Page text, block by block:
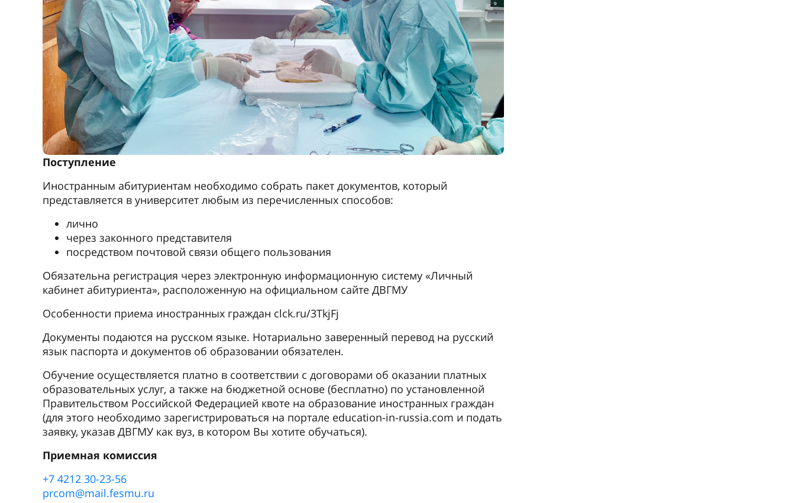
Поступление
Иностранным абитуриентам необходимо собрать пакет документов, который
представляется в университет любым из перечисленных способов:
лично
через законного представителя
посредством почтовой связи общего пользования
Обязательна регистрация через электронную информационную систему «Личный
кабинет абитуриента», расположенную на официальном сайте ДВГМУ
Особенности приема иностранных граждан clck.ru/3TkjFj
Документы подаются на русском языке. Нотариально заверенный перевод на русский
язык паспорта и документов об образовании обязателен.
Обучение осуществляется платно в соответствии с договорами об оказании платных
образовательных услуг, а также на бюджетной основе (бесплатно) по установленной
Правительством Российской Федерацией квоте на образование иностранных граждан
(для этого необходимо зарегистрироваться на портале education-in-russia.com и подать
заявку, указав ДВГМУ как вуз, в котором Вы хотите обучаться).
Приемная комиссия
+7 4212 30-23-56
prcom@mail.fesmu.ru